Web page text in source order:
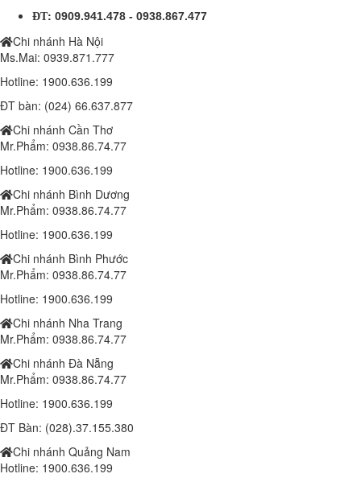
ĐT: 0909.941.478 - 0938.867.477
Chi nhánh Hà Nội
Ms.Mai: 0939.871.777
Hotline: 1900.636.199
ĐT bàn: (024) 66.637.877
Chi nhánh Cần Thơ
Mr.Phẩm: 0938.86.74.77
Hotline: 1900.636.199
Chi nhánh Bình Dương
Mr.Phẩm: 0938.86.74.77
Hotline: 1900.636.199
Chi nhánh Bình Phước
Mr.Phẩm: 0938.86.74.77
Hotline: 1900.636.199
Chi nhánh Nha Trang
Mr.Phẩm: 0938.86.74.77
Chi nhánh Đà Nẵng
Mr.Phẩm: 0938.86.74.77
Hotline: 1900.636.199
ĐT Bàn: (028).37.155.380
Chi nhánh Quảng Nam
Hotline: 1900.636.199